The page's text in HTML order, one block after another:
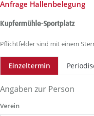
Anfrage Hallenbelegung
Kupfermühle-Sportplatz
Pflichtfelder sind mit einem
Einzeltermin
Angaben zur Person
Verein